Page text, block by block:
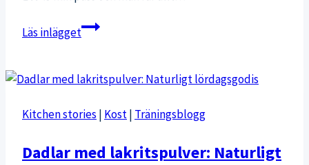
Läs inläggetFörälskad
förälskad
Soma
Kitchen stories | Kost| Träningsblogg
Dadlar med lakritspulver: Naturligt